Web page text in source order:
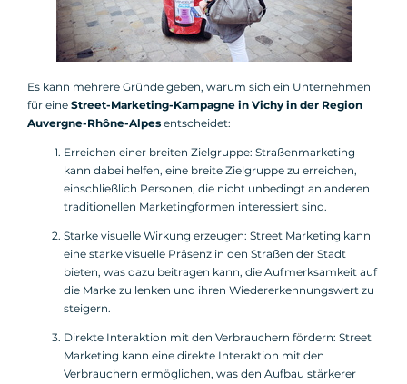
Es kann mehrere Gründe geben, warum sich ein Unternehmen
für eine Street-Marketing-Kampagne in Vichy in der Region
Auvergne-Rhône-Alpes entscheidet:
Erreichen einer breiten Zielgruppe: Straßenmarketing
kann dabei helfen, eine breite Zielgruppe zu erreichen,
einschließlich Personen, die nicht unbedingt an anderen
traditionellen Marketingformen interessiert sind.
Starke visuelle Wirkung erzeugen: Street Marketing kann
eine starke visuelle Präsenz in den Straßen der Stadt
bieten, was dazu beitragen kann, die Aufmerksamkeit auf
die Marke zu lenken und ihren Wiedererkennungswert zu
steigern.
Direkte Interaktion mit den Verbrauchern fördern: Street
Marketing kann eine direkte Interaktion mit den
Verbrauchern ermöglichen, was den Aufbau stärkerer